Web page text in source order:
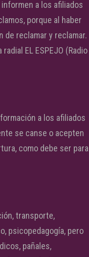
a los afiliados
porque al haber
de reclamar y reclamar.
EL ESPEJO (Radio
a los afiliados
se canse o acepten
como debe ser para
transporte,
psicopedagogía, pero
pañales,